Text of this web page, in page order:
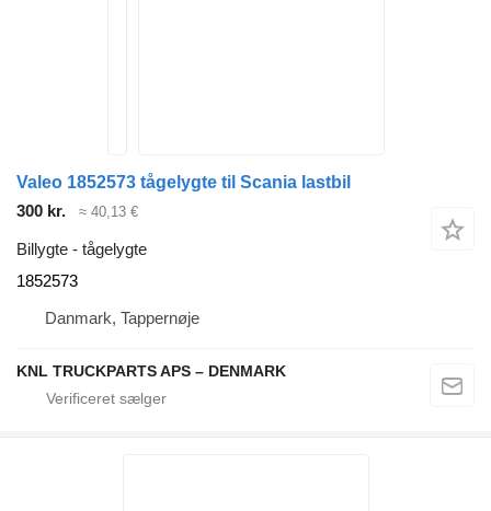
Valeo 1852573 tågelygte til Scania lastbil
300 kr.
≈ 40,13 €
Billygte - tågelygte
1852573
Danmark, Tappernøje
KNL TRUCKPARTS APS – DENMARK